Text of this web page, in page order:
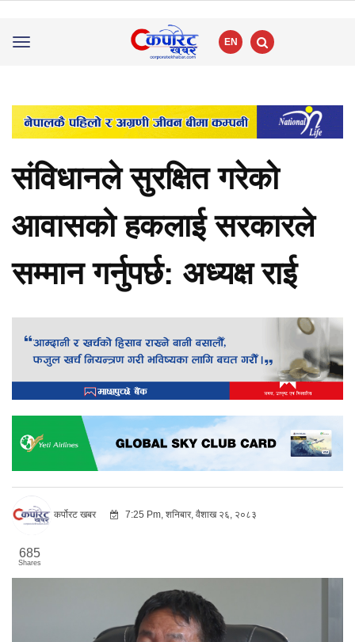
Toggle
EN
संविधानले सुरक्षित गरेको
आवासको हकलाई सरकारले
सम्मान गर्नुपर्छ: अध्यक्ष राई
कर्पोरट खबर 7:25 Pm, शनिबार, वैशाख २६, २०८३
685
Shares